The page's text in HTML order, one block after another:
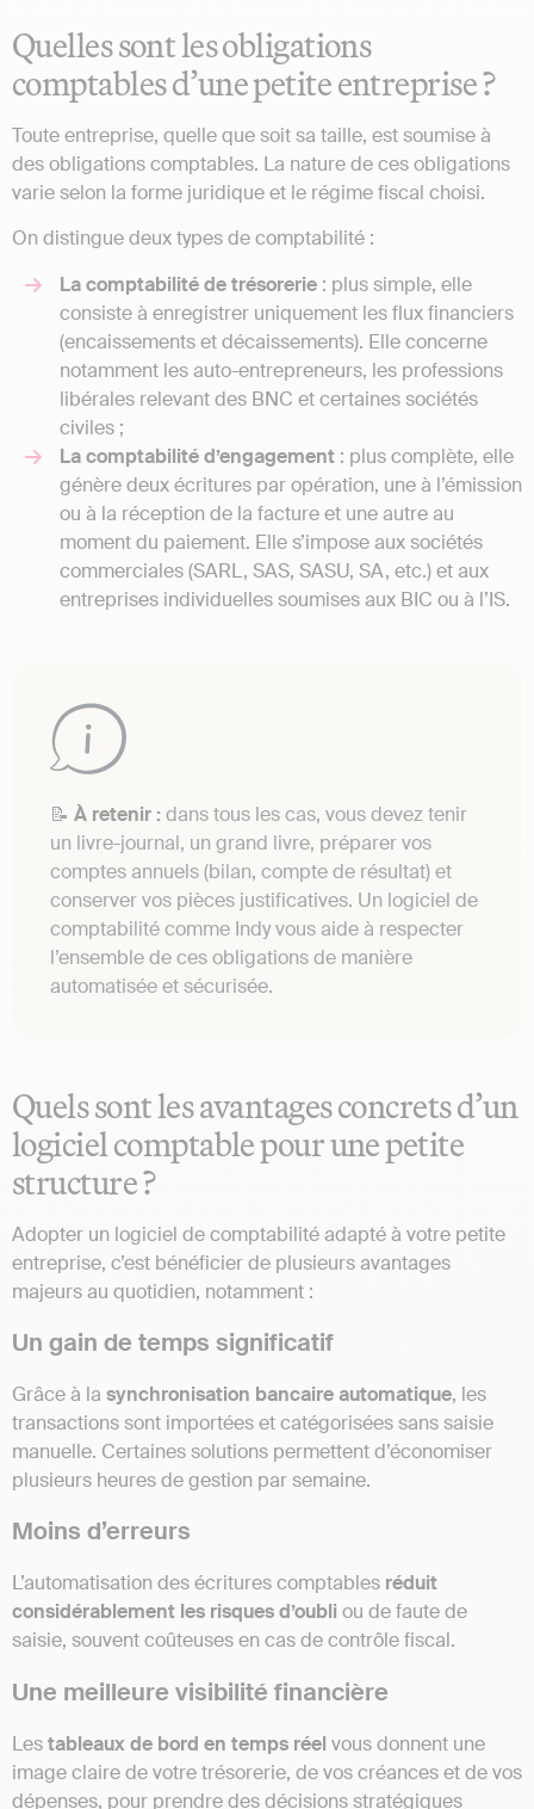
Quelles sont les obligations
comptables d’une petite entreprise ?
Toute entreprise, quelle que soit sa taille, est soumise à
des obligations comptables. La nature de ces obligations
varie selon la forme juridique et le régime fiscal choisi.
On distingue deux types de comptabilité :
La comptabilité de trésorerie : plus simple, elle
consiste à enregistrer uniquement les flux financiers
(encaissements et décaissements). Elle concerne
notamment les auto-entrepreneurs, les professions
libérales relevant des BNC et certaines sociétés
civiles ;
La comptabilité d’engagement : plus complète, elle
génère deux écritures par opération, une à l’émission
ou à la réception de la facture et une autre au
moment du paiement. Elle s’impose aux sociétés
commerciales (SARL, SAS, SASU, SA, etc.) et aux
entreprises individuelles soumises aux BIC ou à l’IS.
📝 À retenir : dans tous les cas, vous devez tenir
un livre-journal, un grand livre, préparer vos
comptes annuels (bilan, compte de résultat) et
conserver vos pièces justificatives. Un logiciel de
comptabilité comme Indy vous aide à respecter
l’ensemble de ces obligations de manière
automatisée et sécurisée.
Quels sont les avantages concrets d’un
logiciel comptable pour une petite
structure ?
Adopter un logiciel de comptabilité adapté à votre petite
entreprise, c’est bénéficier de plusieurs avantages
majeurs au quotidien, notamment :
Un gain de temps significatif
Grâce à la synchronisation bancaire automatique, les
transactions sont importées et catégorisées sans saisie
manuelle. Certaines solutions permettent d’économiser
plusieurs heures de gestion par semaine.
Moins d’erreurs
L’automatisation des écritures comptables réduit
considérablement les risques d’oubli ou de faute de
saisie, souvent coûteuses en cas de contrôle fiscal.
Une meilleure visibilité financière
Lestableaux de bord en temps réel vous donnent une
image claire de votre trésorerie, de vos créances et de vos
dépenses, pour prendre des décisions stratégiques